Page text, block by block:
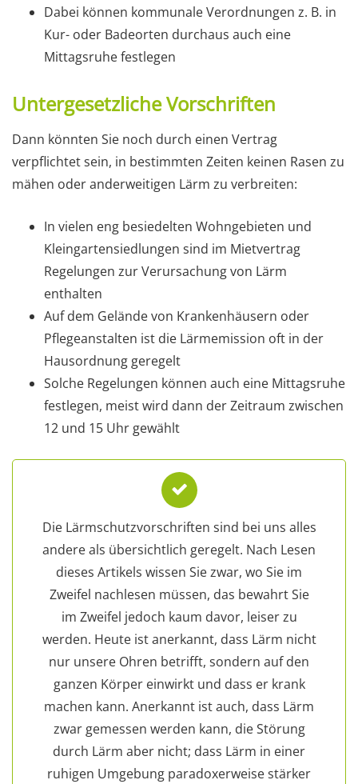
Dabei können kommunale Verordnungen z. B. in
Kur- oder Badeorten durchaus auch eine
Mittagsruhe festlegen
Untergesetzliche Vorschriften
Dann könnten Sie noch durch einen Vertrag
verpflichtet sein, in bestimmten Zeiten keinen Rasen zu
mähen oder anderweitigen Lärm zu verbreiten:
In vielen eng besiedelten Wohngebieten und
Kleingartensiedlungen sind im Mietvertrag
Regelungen zur Verursachung von Lärm
enthalten
Auf dem Gelände von Krankenhäusern oder
Pflegeanstalten ist die Lärmemission oft in der
Hausordnung geregelt
Solche Regelungen können auch eine Mittagsruhe
festlegen, meist wird dann der Zeitraum zwischen
12 und 15 Uhr gewählt
Die Lärmschutzvorschriften sind bei uns alles
andere als übersichtlich geregelt. Nach Lesen
dieses Artikels wissen Sie zwar, wo Sie im
Zweifel nachlesen müssen, das bewahrt Sie
im Zweifel jedoch kaum davor, leiser zu
werden. Heute ist anerkannt, dass Lärm nicht
nur unsere Ohren betrifft, sondern auf den
ganzen Körper einwirkt und dass er krank
machen kann. Anerkannt ist auch, dass Lärm
zwar gemessen werden kann, die Störung
durch Lärm aber nicht; dass Lärm in einer
ruhigen Umgebung paradoxerweise stärker